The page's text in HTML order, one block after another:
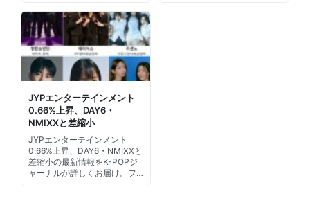
JYPエンターテインメント
0.66%上昇、DAY6・
NMIXXと差縮小
JYPエンターテインメント
0.66%上昇、DAY6・NMIXXと
差縮小の最新情報をK-POPジ
ャーナルが詳しくお届け。フ…